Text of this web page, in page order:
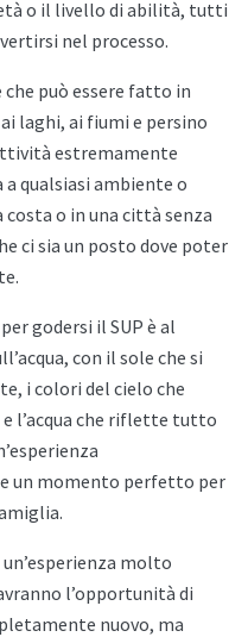
o il livello di abilità, tutti
nel processo.
che può essere fatto in
laghi, ai fiumi e persino
estremamente
qualsiasi ambiente o
costa o in una città senza
ci sia un posto dove poter
godersi il SUP è al
con il sole che si
i colori del cielo che
l’acqua che riflette tutto
un momento perfetto per
molto
l’opportunità di
nuovo, ma